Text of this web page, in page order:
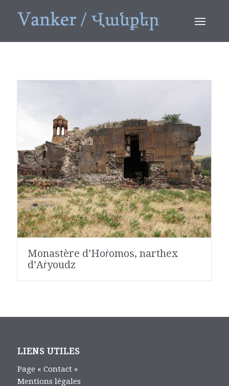
Monastère d’Hoṙomos, narthex
d’Aṙyoudz
LIENS UTILES
Page « Contact »
Mentions légales